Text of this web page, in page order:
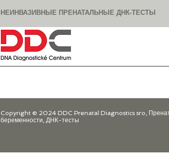
НЕИНВАЗИВНЫЕ ПРЕНАТАЛЬНЫЕ ДНК-ТЕСТЫ
Copyright © 2024 DDC Prenatal Diagnostics sro,
беременности, ДНК-тесты